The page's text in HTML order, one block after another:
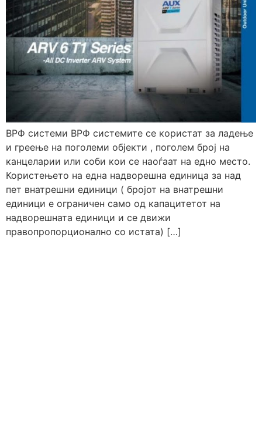
ВРФ системи ВРФ системите се користат за ладење
и греење на поголеми објекти , поголем број на
канцеларии или соби кои се наоѓаат на едно место.
Користењето на една надворешна единица за над
пет внатрешни единици ( бројот на внатрешни
единици е ограничен само од капацитетот на
надворешната единици и се движи
правопропорционално со истата) […]